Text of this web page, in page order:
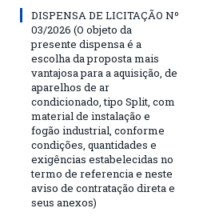
DISPENSA DE LICITAÇÃO Nº
03/2026 (O objeto da
presente dispensa é a
escolha da proposta mais
vantajosa para a aquisição, de
aparelhos de ar
condicionado, tipo Split, com
material de instalação e
fogão industrial, conforme
condições, quantidades e
exigências estabelecidas no
termo de referencia e neste
aviso de contratação direta e
seus anexos)